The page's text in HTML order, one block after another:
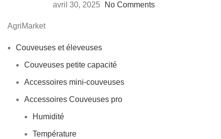
avril 30, 2025
No Comments
AgriMarket
Couveuses et éleveuses
Couveuses petite capacité
Accessoires mini-couveuses
Accessoires Couveuses pro
Humidité
Température